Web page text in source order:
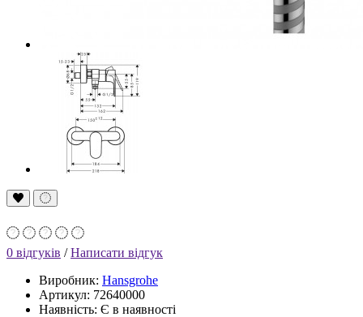
0 відгуків /Написати відгук
Виробник: Hansgrohe
Артикул: 72640000
Наявність: Є в наявності